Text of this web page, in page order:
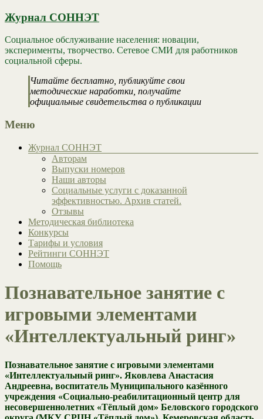
Журнал СОННЭТ
Социальное обслуживание населения: новации,
эксперименты, творчество. Сетевое СМИ для работников
социальной сферы.
Читайте бесплатно, публикуйте свои
методические наработки, получайте
официальные свидетельства о публикации
Меню
Журнал СОННЭТ
Авторам
Выпуски номеров
Наши авторы
Социальные услуги с доказанной
эффективностью. Архив статей.
Отзывы
Методическая библиотека
Конкурсы
Тарифы и условия
Рейтинги СОННЭТ
Помощь
Познавательное занятие с
игровыми элементами
«Интеллектуальный ринг»
Познавательное занятие с игровыми элементами
«Интеллектуальный ринг». Яковлева Анастасия
Андреевна, воспитатель Муниципального казённого
учреждения «Социально-реабилитационный центр для
несовершеннолетних «Тёплый дом» Беловского городского